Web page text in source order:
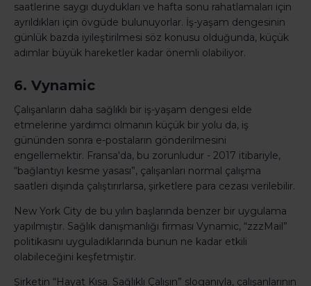
saatlerine saygı duydukları ve hafta sonu rahatlamaları için
ayrıldıkları için övgüde bulunuyorlar. İş-yaşam dengesinin
günlük bazda iyileştirilmesi söz konusu olduğunda, küçük
adımlar büyük hareketler kadar önemli olabiliyor.
6. Vynamic
Çalışanların daha sağlıklı bir iş-yaşam dengesi elde
etmelerine yardımcı olmanın küçük bir yolu da, iş
gününden sonra e-postaların gönderilmesini
engellemektir. Fransa'da, bu zorunludur - 2017 itibariyle,
“bağlantıyı kesme yasası”, çalışanları normal çalışma
saatleri dışında çalıştırırlarsa, şirketlere para cezası verilebilir.
New York City de bu yılın başlarında benzer bir uygulama
yapılmıştır. Sağlık danışmanlığı firması Vynamic, “zzzMail”
politikasını uyguladıklarında bunun ne kadar etkili
olabileceğini keşfetmiştir.
Şirketin “Hayat Kısa. Sağlıklı Çalışın” sloganıyla, çalışanlarının